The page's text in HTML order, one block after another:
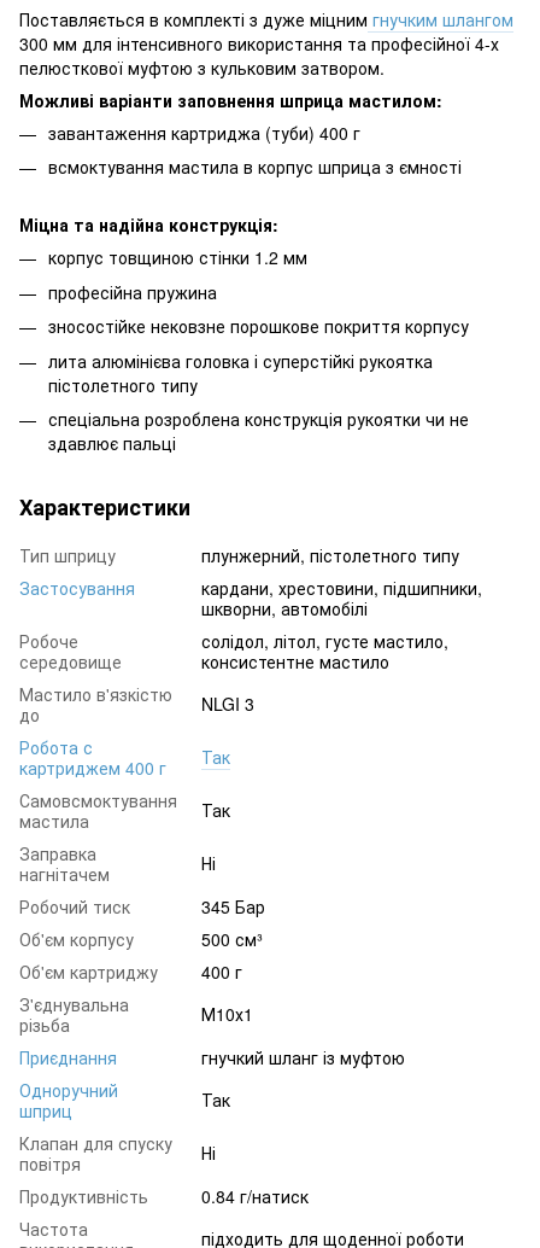
Поставляється в комплекті з дуже міцним гнучким шлангом
300 мм для інтенсивного використання та професійної 4-х
пелюсткової муфтою з кульковим затвором.
Можливі варіанти заповнення шприца мастилом:
завантаження картриджа (туби) 400 г
всмоктування мастила в корпус шприца з ємності
Міцна та надійна конструкція:
корпус товщиною стінки 1.2 мм
професійна пружина
зносостійке нековзне порошкове покриття корпусу
лита алюмінієва головка і суперстійкі рукоятка
пістолетного типу
спеціальна розроблена конструкція рукоятки чи не
здавлює пальці
Характеристики
Тип шприцу
плунжерний, пістолетного типу
Застосування
кардани, хрестовини, підшипники,
шкворни, автомобілі
Робоче
середовище
солідол, літол, густе мастило,
консистентне мастило
Мастило в'язкістю
до
NLGI 3
Робота с
картриджем 400 г
Так
Самовсмоктування
мастила
Так
Заправка
нагнітачем
Ні
Робочий тиск
345 Бар
Об'єм корпусу
500 см³
Об'єм картриджу
400 г
З'єднувальна
різьба
М10х1
Приєднання
гнучкий шланг із муфтою
Одноручний
шприц
Так
Клапан для спуску
повітря
Ні
Продуктивність
0.84 г/натиск
Частота
підходить для щоденної роботи